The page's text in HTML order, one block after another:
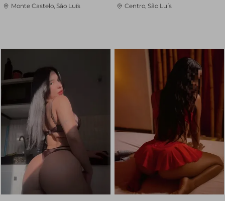
Monte Castelo, São Luís
Centro, São Luís